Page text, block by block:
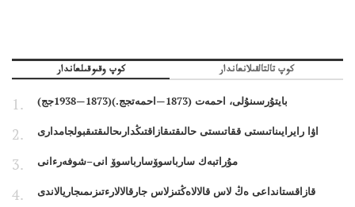
كوپ وقىوقىلعاندار كوپ تالتالقىلانعاندار
بايتۇرسىنۇلى، احمەت (1873—احمەتجج.)(1873—1938جج)
اۋا رايرايىناتىستى ققاتىستى حالىقتىقازاقتىڭدارىحالىقتىقبولجامدارى
مۇراتبەك سارباسوۆسارباسوۆ انى–شوفەرءانى
قازاقستانداعى ەڭ لاس قالالاەڭتىزلاس جارقالالارءتىزىمىجاريالاندى